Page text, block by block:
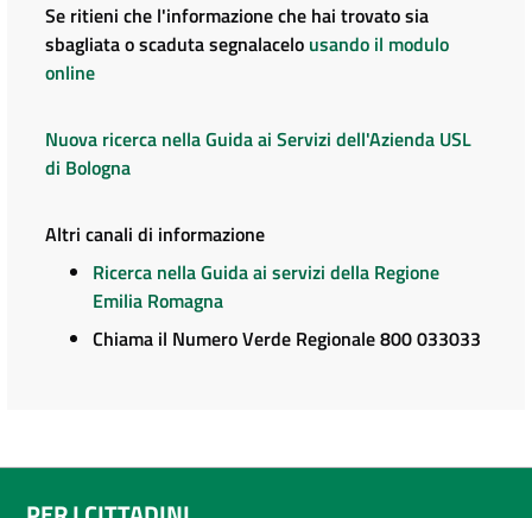
Se ritieni che l'informazione che hai trovato sia
sbagliata o scaduta segnalacelo usando il modulo
online
Nuova ricerca nella Guida ai Servizi dell'Azienda USL
di Bologna
Altri canali di informazione
Ricerca nella Guida ai servizi della Regione
Emilia Romagna
Chiama il Numero Verde Regionale 800 033033